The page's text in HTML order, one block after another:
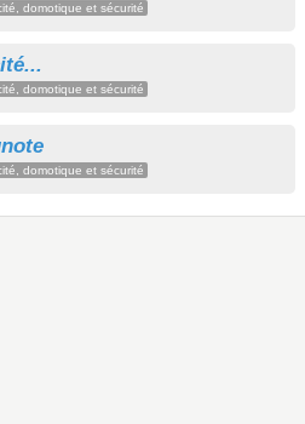
domotique et sécurité
domotique et sécurité
domotique et sécurité